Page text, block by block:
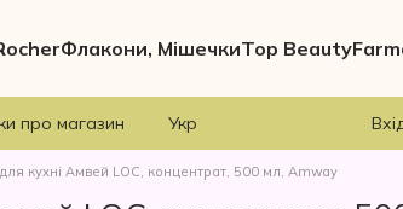
Флакони, МішечкиTop Beauty
про магазин Укр
кухні Амвей LOC, концентрат, 500 мл, Amway